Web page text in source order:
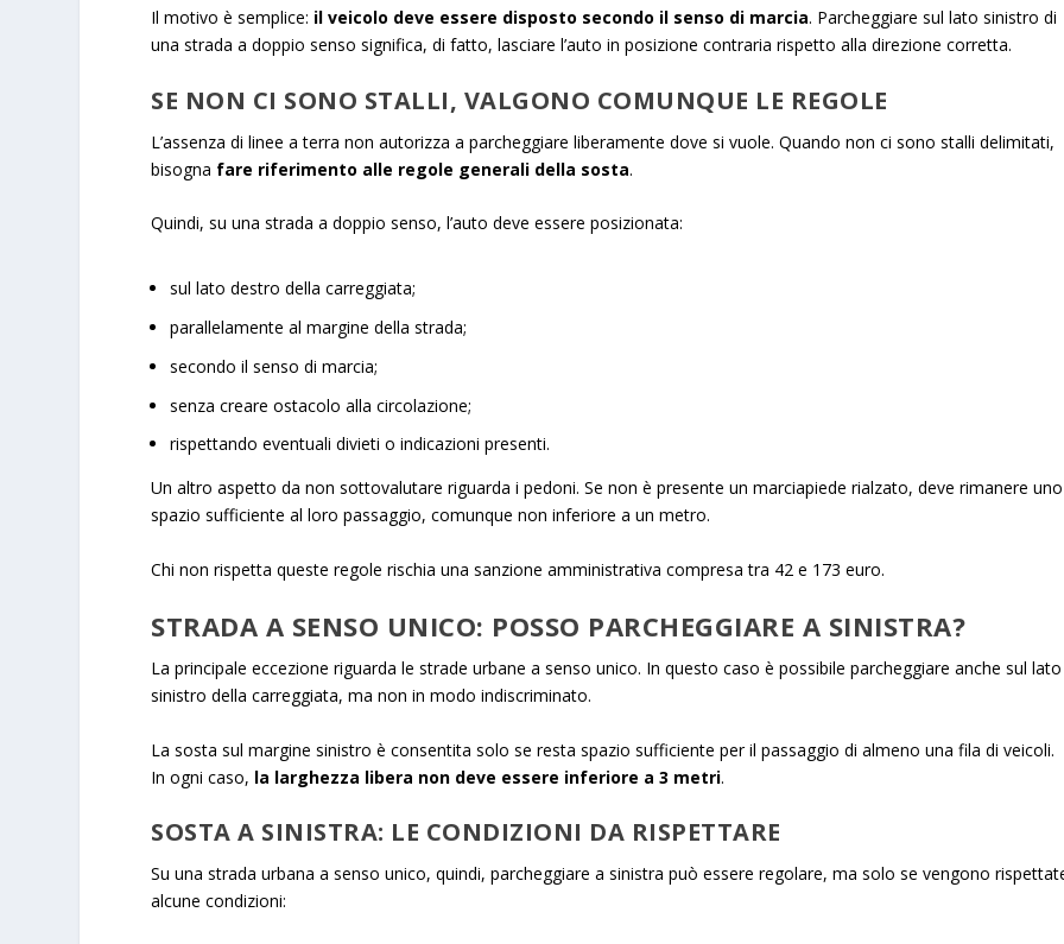
Il motivo è semplice: il veicolo deve essere disposto secondo il senso di marcia. Parcheggiare sul lato sinistro di
una strada a doppio senso significa, di fatto, lasciare l’auto in posizione contraria rispetto alla direzione corretta.
SE NON CI SONO STALLI, VALGONO COMUNQUE LE REGOLE
L’assenza di linee a terra non autorizza a parcheggiare liberamente dove si vuole. Quando non ci sono stalli delimitati,
bisogna fare riferimento alle regole generali della sosta.
Quindi, su una strada a doppio senso, l’auto deve essere posizionata:
sul lato destro della carreggiata;
parallelamente al margine della strada;
secondo il senso di marcia;
senza creare ostacolo alla circolazione;
rispettando eventuali divieti o indicazioni presenti.
Un altro aspetto da non sottovalutare riguarda i pedoni. Se non è presente un marciapiede rialzato, deve rimanere uno
spazio sufficiente al loro passaggio, comunque non inferiore a un metro.
Chi non rispetta queste regole rischia una sanzione amministrativa compresa tra 42 e 173 euro.
STRADA A SENSO UNICO: POSSO PARCHEGGIARE A SINISTRA?
La principale eccezione riguarda le strade urbane a senso unico. In questo caso è possibile parcheggiare anche sul lato
sinistro della carreggiata, ma non in modo indiscriminato.
La sosta sul margine sinistro è consentita solo se resta spazio sufficiente per il passaggio di almeno una fila di veicoli.
In ogni caso, la larghezza libera non deve essere inferiore a 3 metri.
SOSTA A SINISTRA: LE CONDIZIONI DA RISPETTARE
Su una strada urbana a senso unico, quindi, parcheggiare a sinistra può essere regolare, ma solo se vengono
alcune condizioni: